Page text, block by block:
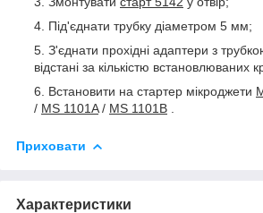
Під'єднати трубку діаметром 5 мм;
З'єднати прохідні адаптери з
відстані за кількістю встановлюваних
Встановити на стартер мікроджети
/ MS 1101A/ MS 1101B
Приховати
Характеристики